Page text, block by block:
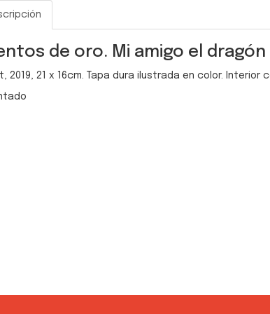
de oro. Mi amigo el dragón
2019, 21 x 16cm. Tapa dura ilustrada en color.